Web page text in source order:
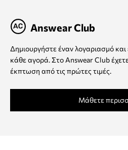
Answear Club
Δημιουργήστε έναν λογαριασμό
κάθε αγορά. Στο Answear Club
έκπτωση από τις πρώτες τιμές.
Μάθετε